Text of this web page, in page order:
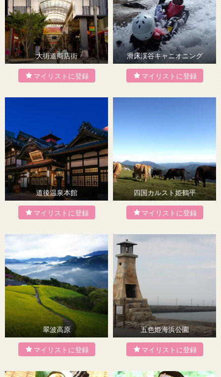
大街道商店街 滑床渓谷キャニオニング
道後温泉本館 四国カルスト姫鶴平
翠波高原 五色姫海浜公園